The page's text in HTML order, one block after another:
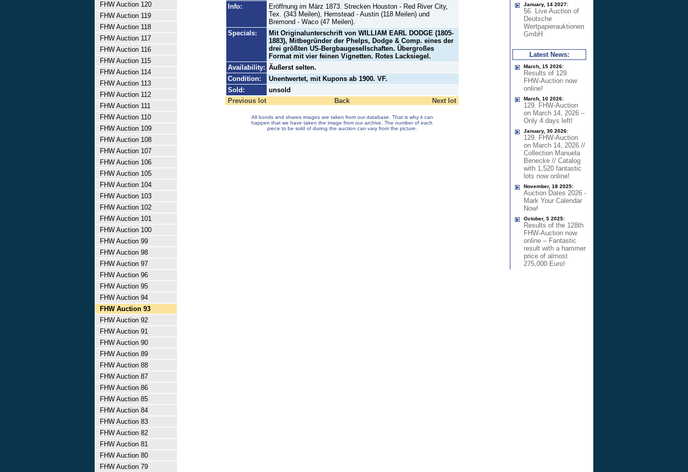
FHW Auction 120
FHW Auction 119
FHW Auction 118
FHW Auction 117
FHW Auction 116
FHW Auction 115
FHW Auction 114
FHW Auction 113
FHW Auction 112
FHW Auction 111
FHW Auction 110
FHW Auction 109
FHW Auction 108
FHW Auction 107
FHW Auction 106
FHW Auction 105
FHW Auction 104
FHW Auction 103
FHW Auction 102
FHW Auction 101
FHW Auction 100
FHW Auction 99
FHW Auction 98
FHW Auction 97
FHW Auction 96
FHW Auction 95
FHW Auction 94
FHW Auction 93
FHW Auction 92
FHW Auction 91
FHW Auction 90
FHW Auction 89
FHW Auction 88
FHW Auction 87
FHW Auction 86
FHW Auction 85
FHW Auction 84
FHW Auction 83
FHW Auction 82
FHW Auction 81
FHW Auction 80
FHW Auction 79
Info:
Eröffnung im März 1873. Strecken Houston - Red River City,
Tex. (343 Meilen), Hemstead - Austin (118 Meilen) und
Bremond - Waco (47 Meilen).
Specials:
Mit Originalunterschrift von WILLIAM EARL DODGE (1805-
1883), Mitbegründer der Phelps, Dodge & Comp. eines der
drei größten US-Bergbaugesellschaften. Übergroßes
Format mit vier feinen Vignetten. Rotes Lacksiegel.
Availability: Äußerst selten.
Condition:
Unentwertet, mit Kupons ab 1900. VF.
Sold:
unsold
Previous lot
Back Next lot
All bonds and shares images are taken from our database. That is why it can
happen that we have taken the image from our archive. The number of each
piece to be sold of during the auction can vary from the picture.
January, 14 2027:
56. Live Auction of
Deutsche
Wertpapierauktionen
GmbH
Latest News:
March, 15 2026:
Results of 129.
FHW-Auction now
online!
March, 10 2026:
129. FHW-Auction
on March 14, 2026 –
Only 4 days left!
January, 30 2026:
129. FHW-Auction
on March 14, 2026 //
Collection Manuela
Benecke // Catalog
with 1,520 fantastic
lots now online!
November, 18 2025:
Auction Dates 2026 -
Mark Your Calendar
Now!
October, 5 2025:
Results of the 128th
FHW-Auction now
online – Fantastic
result with a hammer
price of almost
275,000 Euro!